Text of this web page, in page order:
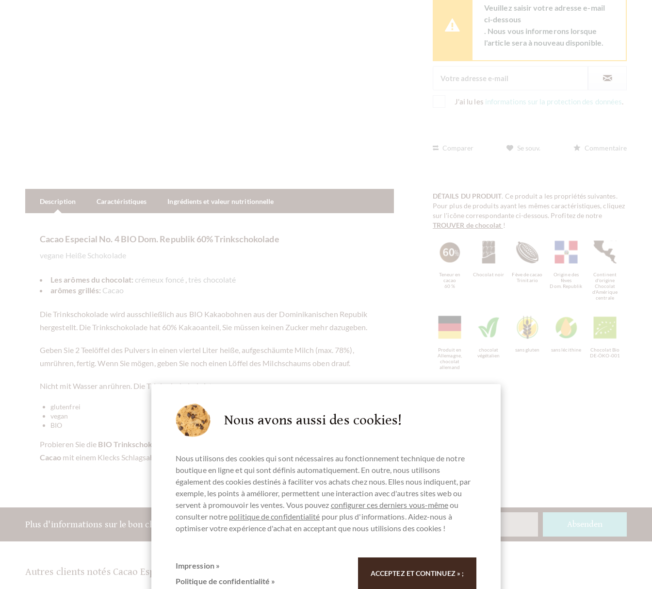
Veuillez saisir votre adresse e-mail
ci-dessous
. Nous vous informerons lorsque
l'article sera à nouveau disponible.
J'ai lu les informations sur la protection des données.
Comparer Se souv. Commentaire
Description Caractéristiques Ingrédients et valeur nutritionnelle
Cacao Especial No. 4 BIO Dom. Republik 60% Trinkschokolade
vegane Heiße Schokolade
Les arômes du chocolat: crémeux foncé ,très chocolaté
arômes grillés: Cacao
Die Trinkschokolade wird ausschließlich aus BIO Kakaobohnen aus der Dominikanischen Repubik
hergestellt. Die Trinkschokolade hat 60% Kakaoanteil, Sie müssen keinen Zucker mehr dazugeben.
Geben Sie 2 Teelöffel des Pulvers in einen viertel Liter heiße, aufgeschäumte Milch (max. 78%),
umrühren, fertig. Wenn Sie mögen, geben Sie noch einen Löffel des Milchschaums oben drauf.
Nicht mit Wasser anrühren. Die Trinkschokolade ist:
glutenfrei
vegan
BIO
Probieren Sie die BIO Trinkschokolade Especial No 4 Dominikanische Republik 60% von Beck's
Cacao mit einem Klecks Schlagsahne oder einem Schuss Rum.
DÉTAILS DU PRODUIT. Ce produit a les propriétés suivantes.
Pour plus de produits ayant les mêmes caractéristiques, cliquez
sur l'icône correspondante ci-dessous. Profitez de notre
TROUVER de chocolat !
Teneur en
cacao
60 %
Chocolat noir
Fève de cacao
Trinitario
Origine des
fèves
Dom. Republik
Continent
d'origine
Chocolat
d'Amérique
centrale
Produit en
Allemagne,
chocolat
allemand
chocolat
végétalien
sans gluten sans lécithine
Chocolat Bio
DE-ÖKO-001
Plus d'informations sur le bon chocolat? Inscrivez-vous ici pour notre SchokoNEWS: Absenden
Autres clients notés Cacao Especial No. 4 BIO Dom. Republik 60% Trinkschokolade Ihre Meinung
Nous avons aussi des cookies!
Nous utilisons des cookies qui sont nécessaires au fonctionnement technique de notre
boutique en ligne et qui sont définis automatiquement. En outre, nous utilisons
également des cookies destinés à faciliter vos achats chez nous. Elles nous indiquent, par
exemple, les points à améliorer, permettent une interaction avec d'autres sites web ou
servent à promouvoir les ventes. Vous pouvez configurer ces derniers vous-mêmeou
consulter notre politique de confidentialité pour plus d'informations. Aidez-nous à
optimiser votre expérience d'achat en acceptant que nous utilisions des cookies !
Impression »
Politique de confidentialité »
ACCEPTEZ ET CONTINUEZ » ;